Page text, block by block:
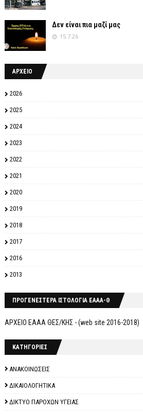
Δεν είναι πια μαζί μας
15.7.26
ΑΡΧΕΙΟ
2026
2025
2024
2023
2022
2021
2020
2019
2018
2017
2016
2013
ΠΡΟΓΕΝΕΣΤΕΡΑ ΙΣΤΟΛΟΓΙΑ ΕΑΑΑ-Θ
ΑΡΧΕΙΟ ΕΑΑΑ ΘΕΣ/ΚΗΣ - (web site 2016-2018)
ΚΑΤΗΓΟΡΙΕΣ
ΑΝΑΚΟΙΝΩΣΕΙΣ
ΔΙΚΑΙΟΛΟΓΗΤΙΚΑ
ΔΙΚΤΥΟ ΠΑΡΟΧΩΝ ΥΓΕΙΑΣ